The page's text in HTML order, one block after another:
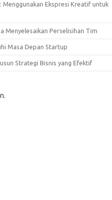
Menggunakan Ekspresi Kreatif untuk
Menyelesaikan Perselisihan Tim
Masa Depan Startup
Strategi Bisnis yang Efektif